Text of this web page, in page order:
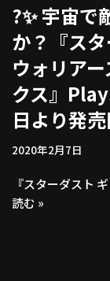
プ
?✨ 宇宙で
か？『ス
ウォリア
クス』
日より発売
2020年2月7日
『スターダスト
読む »